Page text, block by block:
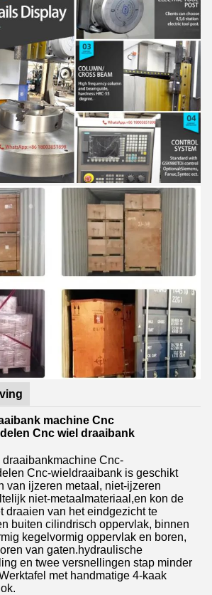
machine Cnc
Cnc wiel draaibank
Cnc-
Cnc-wieldraaibank is geschikt
van ijzeren metaal, niet-ijzeren
niet-metaalmateriaal,en kon de
draaien van het eindgezicht te
buiten cilindrisch oppervlak, binnen
kegelvormig oppervlak en boren,
van gaten.hydraulische
en twee versnellingen stap minder
met handmatige 4-kaak